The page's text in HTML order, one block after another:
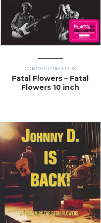
CONCERTO RECORDS
Fatal Flowers – Fatal
Flowers 10 inch